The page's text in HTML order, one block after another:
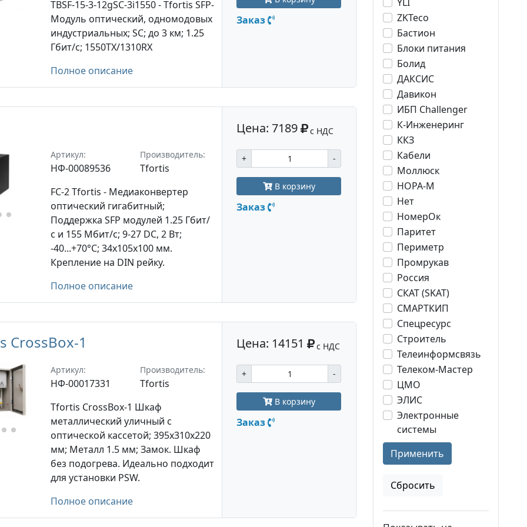
TBSF-15-3-12gSC-3i1550 - Tfortis SFP-
Модуль оптический, одномодовых
индустриальных; SC; до 3 км; 1.25
Гбит/с; 1550TX/1310RX
Полное описание
Заказ
Артикул:
НФ-00089536
Производитель:
Tfortis
FC-2 Tfortis - Медиаконвертер
оптический гигабитный;
Поддержка SFP модулей 1.25 Гбит/
с и 155 Мбит/с; 9-27 DC, 2 Вт;
-40...+70°C; 34х105х100 мм.
Крепление на DIN рейку.
Полное описание
Цена: 7189 с НДС
+ -
В корзину
Заказ
CrossBox-1
Артикул:
НФ-00017331
Производитель:
Tfortis
Tfortis CrossBox-1 Шкаф
металлический уличный с
оптической кассетой; 395х310х220
мм; Металл 1.5 мм; Замок. Шкаф
без подогрева. Идеально подходит
для установки PSW.
Полное описание
Цена: 14151 с НДС
+ -
В корзину
Заказ
ZKTeco
Бастион
Блоки питания
Болид
ДАКСИС
Давикон
ИБП Challenger
К-Инженеринг
ККЗ
Кабели
Моллюск
НОРА-М
Нет
НомерОк
Паритет
Периметр
Промрукав
Россия
СКАТ (SKAT)
СМАРТКИП
Спецресурс
Строитель
Телеинформсвязь
Телеком-Мастер
ЦМО
ЭЛИС
Электронные
системы
Применить
Сбросить